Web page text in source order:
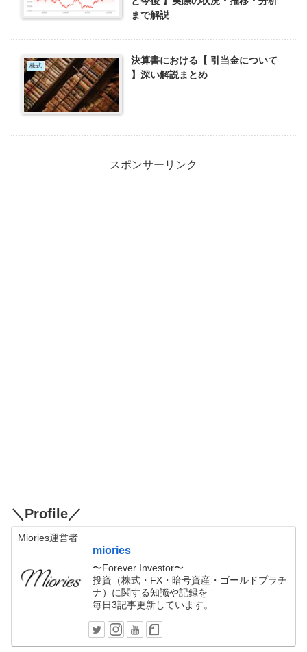
まで解説
株式
決算書における【 引当金について
】深い解説まとめ
スポンサーリンク
＼Profile／
Miories運営者
miories
〜Forever Investor〜
投資（株式・FX・暗号資産・ゴールドプラチ
ナ）に関する知識や記録を
毎日3記事更新しています。